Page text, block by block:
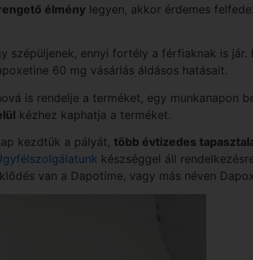
élmény legyen, akkor érdemes
ennyi fortély a férfiaknak is jár.
60 mg vásárlás áldásos hatásait.
is rendelje a terméket, egy munkanapon
kézhez kaphatja a terméket.
kezdtük a pályát, több évtizedes
készséggel áll
van a Dapotime, vagy más néven